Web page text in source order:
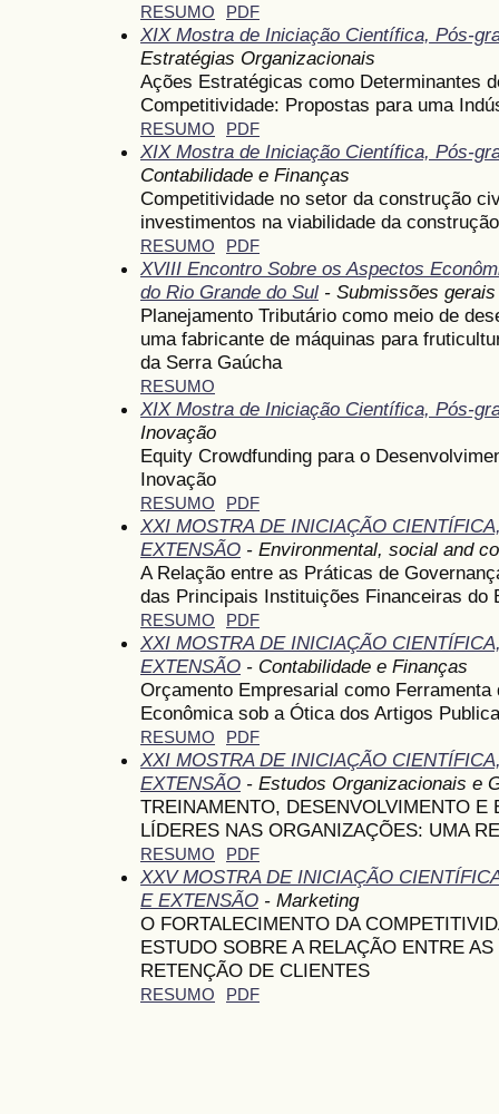
RESUMO PDF
XIX Mostra de Iniciação Científica, Pós-
Estratégias Organizacionais
Ações Estratégicas como Determinantes
Competitividade: Propostas para uma
RESUMO PDF
XIX Mostra de Iniciação Científica, Pós-
Contabilidade e Finanças
Competitividade no setor da construção
investimentos na viabilidade da
RESUMO PDF
XVIII Encontro Sobre os Aspectos
do Rio Grande do Sul - Submissões gerais
Planejamento Tributário como meio de
uma fabricante de máquinas para
da Serra Gaúcha
RESUMO
XIX Mostra de Iniciação Científica, Pós-
Inovação
Equity Crowdfunding para o
Inovação
RESUMO PDF
XXI MOSTRA DE INICIAÇÃO
EXTENSÃO - Environmental, social and
A Relação entre as Práticas de
das Principais Instituições Financeiras do
RESUMO PDF
XXI MOSTRA DE INICIAÇÃO
EXTENSÃO - Contabilidade e Finanças
Orçamento Empresarial como
Econômica sob a Ótica dos Artigos
RESUMO PDF
XXI MOSTRA DE INICIAÇÃO
EXTENSÃO - Estudos Organizacionais e
TREINAMENTO, DESENVOLVIMENTO E
LÍDERES NAS ORGANIZAÇÕES: UMA
RESUMO PDF
XXV MOSTRA DE INICIAÇÃO
E EXTENSÃO - Marketing
O FORTALECIMENTO DA
ESTUDO SOBRE A RELAÇÃO ENTRE
RETENÇÃO DE CLIENTES
RESUMO PDF